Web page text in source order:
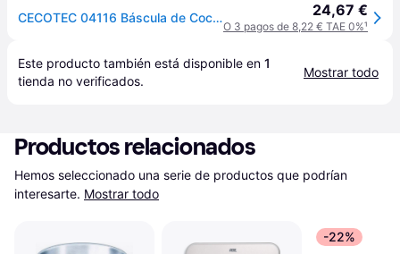
CECOTEC 04116 Báscula de Cocina Inteligente con App, Precisión 1g, Acero Inoxidable, 5kg Capacidad 24,67 €
O 3 pagos de 8,22 € TAE 0%¹
Este producto también está disponible en 1
tienda no verificados.
Mostrar todo
Productos relacionados
Hemos seleccionado una serie de productos que podrían
interesarte. Mostrar todo
-22%